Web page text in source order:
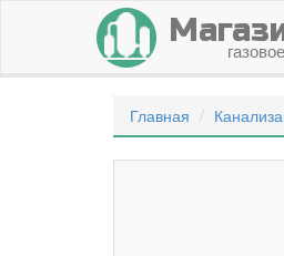
Главная